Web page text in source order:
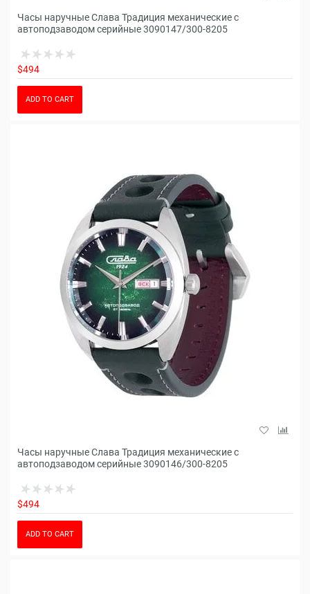
Часы наручные Слава Традиция механические с
автоподзаводом серийные 3090147/300-8205
$494
ADD TO CART
Часы наручные Слава Традиция механические с
автоподзаводом серийные 3090146/300-8205
$494
ADD TO CART